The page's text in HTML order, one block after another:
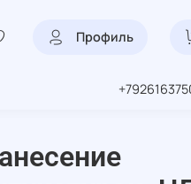
Профиль